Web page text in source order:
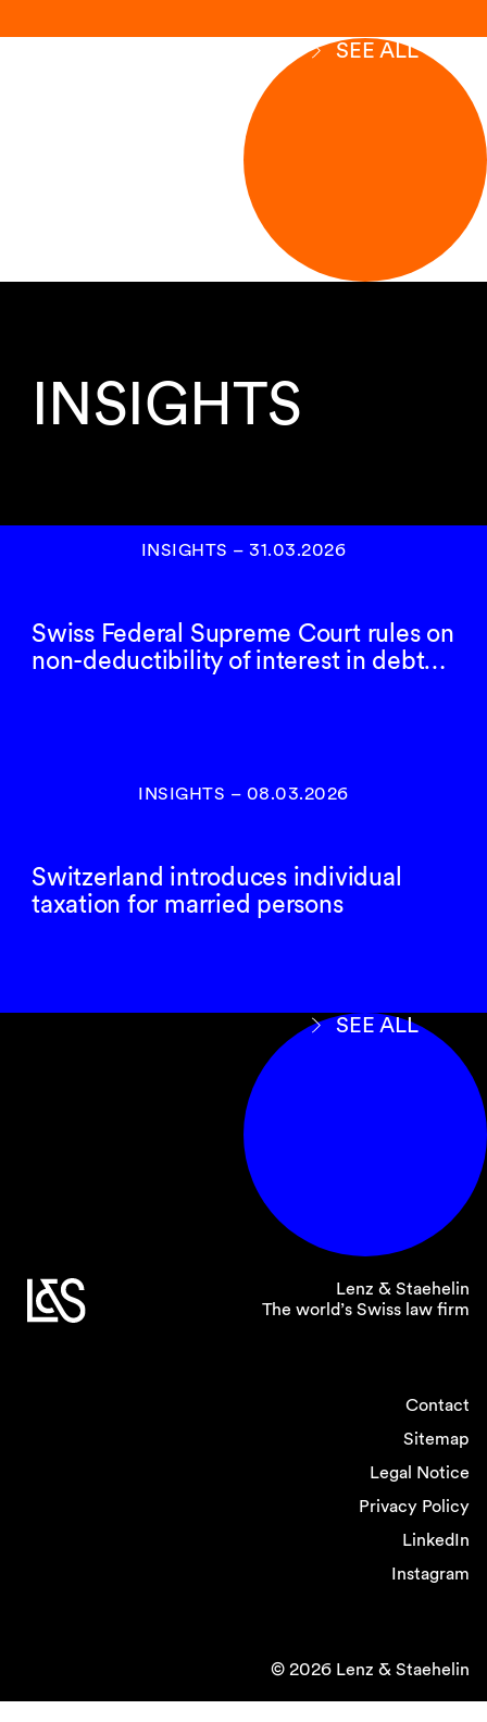
SEE ALL
INSIGHTS
INSIGHTS – 31.03.2026
Swiss Federal Supreme Court rules on
non-deductibility of interest in debt…
INSIGHTS – 08.03.2026
Switzerland introduces individual
taxation for married persons
SEE ALL
Lenz & Staehelin
The world’s Swiss law firm
Contact
Sitemap
Legal Notice
Privacy Policy
LinkedIn
Instagram
© 2026 Lenz & Staehelin